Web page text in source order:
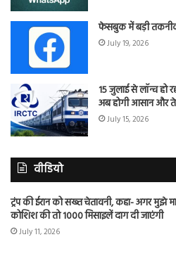
फेसबुक में बड़ी
July 19, 2026
15 जुलाई से लॉन्च हो
अब होगी आसान और
July 15, 2026
वीडियो
ट्रंप की ईरान को सख्त चेतावनी, कहा- अगर मुझे
कोशिश की तो 1000 मिसाइलें दाग दी जाएंगी
July 11, 2026